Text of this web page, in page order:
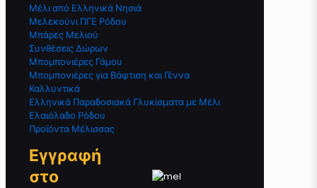
Μέλι από Ελληνικά Νησιά
Μελεκούνι ΠΓΕ Ρόδου
Μπάρες Μελιού
Συνθέσεις Δώρων
Μπομπονιέρες Γάμου
Μπομπονιέρες για Βάφτιση και Γέννα
Καλλυντικά
Ελληνικά Παραδοσιακά Γλυκίσματα με Μέλι
Ελαιόλαδο Ρόδου
Προϊόντα Μέλισσας
Εγγραφή
στο